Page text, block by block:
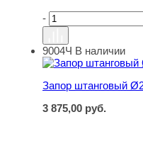
-
Запор штанговый
9004Ч В наличии
Запор штанговый
3 875,00 руб.